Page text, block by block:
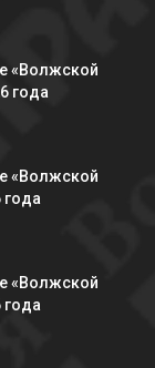
«Волжской
года
«Волжской
года
«Волжской
года